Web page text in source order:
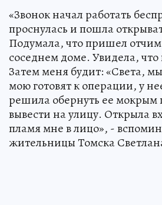
«Звонок начал работать
проснулась и пошла
Подумала, что пришел
соседнем доме. Увидела, что
Затем меня будит: «Света,
мою готовят к операции, у
решила обернуть ее мокрым
вывести на улицу. Открыла
пламя мне в лицо», -
жительницы Томска